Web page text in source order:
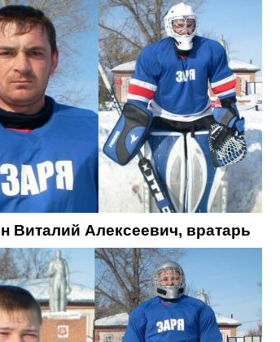
Виталий Алексеевич, вратарь